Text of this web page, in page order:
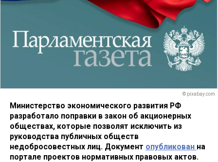
© pixabay.com
Министерство экономического развития РФ
разработало поправки в закон об акционерных
обществах, которые позволят исключить из
руководства публичных обществ
недобросовестных лиц. Документ опубликован на
портале проектов нормативных правовых актов.